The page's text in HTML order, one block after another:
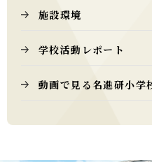
施設環境
学校活動レポート
動画で見る名進研小学